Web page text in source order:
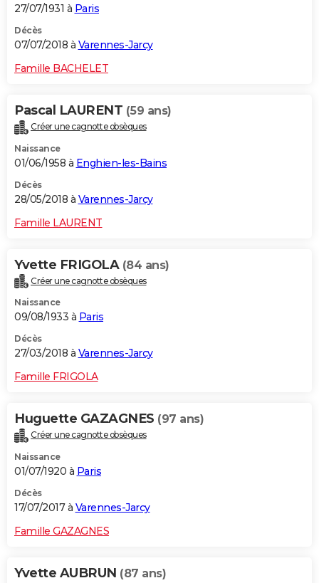
27/07/1931 à Paris
Décès
07/07/2018 à Varennes-Jarcy
Famille BACHELET
Pascal LAURENT (59 ans)
Créer une cagnotte obsèques
Naissance
01/06/1958 à Enghien-les-Bains
Décès
28/05/2018 à Varennes-Jarcy
Famille LAURENT
Yvette FRIGOLA (84 ans)
Créer une cagnotte obsèques
Naissance
09/08/1933 à Paris
Décès
27/03/2018 à Varennes-Jarcy
Famille FRIGOLA
Huguette GAZAGNES (97 ans)
Créer une cagnotte obsèques
Naissance
01/07/1920 à Paris
Décès
17/07/2017 à Varennes-Jarcy
Famille GAZAGNES
Yvette AUBRUN (87 ans)